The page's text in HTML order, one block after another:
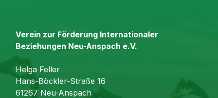
Verein zur Förderung Internationaler
Beziehungen Neu-Anspach e.V.
Helga Feller
Hans-Böckler-Straße 16
61267 Neu-Anspach